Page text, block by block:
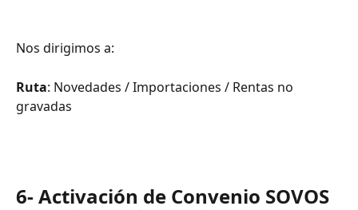
Nos dirigimos a:
Ruta: Novedades / Importaciones / Rentas no
gravadas
6- Activación de Convenio SOVOS